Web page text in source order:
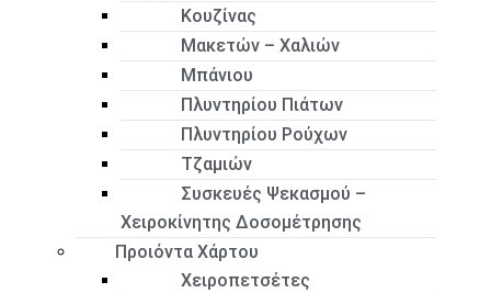
Κουζίνας
Μακετών – Χαλιών
Μπάνιου
Πλυντηρίου Πιάτων
Πλυντηρίου Ρούχων
Τζαμιών
Συσκευές Ψεκασμού –
Χειροκίνητης Δοσομέτρησης
Προιόντα Χάρτου
Χειροπετσέτες